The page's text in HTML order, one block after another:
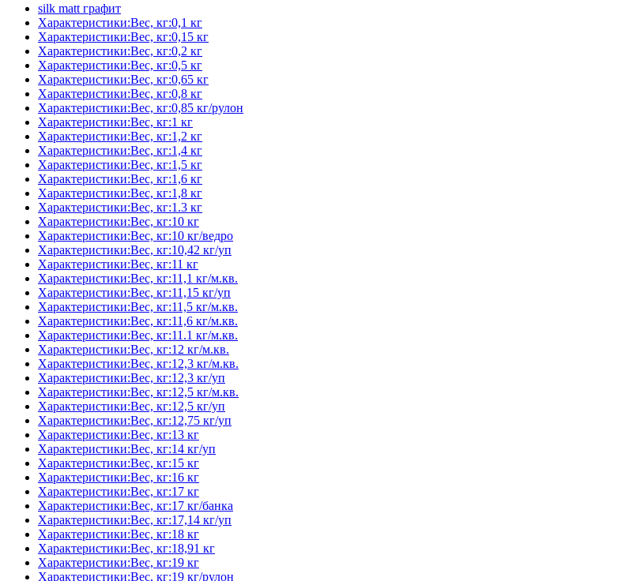
silk matt графит
Характеристики:Вес, кг:0,1 кг
Характеристики:Вес, кг:0,15 кг
Характеристики:Вес, кг:0,2 кг
Характеристики:Вес, кг:0,5 кг
Характеристики:Вес, кг:0,65 кг
Характеристики:Вес, кг:0,8 кг
Характеристики:Вес, кг:0,85 кг/рулон
Характеристики:Вес, кг:1 кг
Характеристики:Вес, кг:1,2 кг
Характеристики:Вес, кг:1,4 кг
Характеристики:Вес, кг:1,5 кг
Характеристики:Вес, кг:1,6 кг
Характеристики:Вес, кг:1,8 кг
Характеристики:Вес, кг:1.3 кг
Характеристики:Вес, кг:10 кг
Характеристики:Вес, кг:10 кг/ведро
Характеристики:Вес, кг:10,42 кг/уп
Характеристики:Вес, кг:11 кг
Характеристики:Вес, кг:11,1 кг/м.кв.
Характеристики:Вес, кг:11,15 кг/уп
Характеристики:Вес, кг:11,5 кг/м.кв.
Характеристики:Вес, кг:11,6 кг/м.кв.
Характеристики:Вес, кг:11.1 кг/м.кв.
Характеристики:Вес, кг:12 кг/м.кв.
Характеристики:Вес, кг:12,3 кг/м.кв.
Характеристики:Вес, кг:12,3 кг/уп
Характеристики:Вес, кг:12,5 кг/м.кв.
Характеристики:Вес, кг:12,5 кг/уп
Характеристики:Вес, кг:12,75 кг/уп
Характеристики:Вес, кг:13 кг
Характеристики:Вес, кг:14 кг/уп
Характеристики:Вес, кг:15 кг
Характеристики:Вес, кг:16 кг
Характеристики:Вес, кг:17 кг
Характеристики:Вес, кг:17 кг/банка
Характеристики:Вес, кг:17,14 кг/уп
Характеристики:Вес, кг:18 кг
Характеристики:Вес, кг:18,91 кг
Характеристики:Вес, кг:19 кг
Характеристики:Вес, кг:19 кг/рулон